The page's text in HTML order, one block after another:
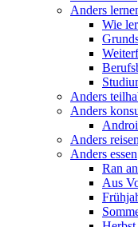
Anders
Wie
Anders
Anders
Anders reisen
Anders essen
Ran
Aus